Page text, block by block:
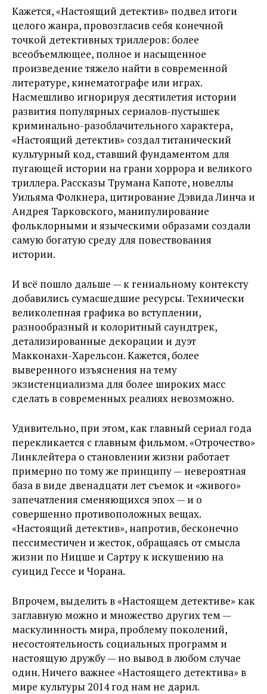
Кажется, «Настоящий детектив» подвел итоги
целого жанра, провозгласив себя конечной
точкой детективных триллеров: более
всеобъемлющее, полное и насыщенное
произведение тяжело найти в современной
литературе, кинематографе или играх.
Насмешливо игнорируя десятилетия истории
развития популярных сериалов-пустышек
криминально-разоблачительного характера,
«Настоящий детектив» создал титанический
культурный код, ставший фундаментом для
пугающей истории на грани хоррора и великого
триллера. Рассказы Трумана Капоте, новеллы
Уильяма Фолкнера, цитирование Дэвида Линча и
Андрея Тарковского, манипулирование
фольклорными и языческими образами создали
самую богатую среду для повествования
истории.
И всё пошло дальше — к гениальному контексту
добавились сумасшедшие ресурсы. Технически
великолепная графика во вступлении,
разнообразный и колоритный саундтрек,
детализированные декорации и дуэт
Макконахи-Харельсон. Кажется, более
выверенного изъяснения на тему
экзистенциализма для более широких масс
сделать в современных реалиях невозможно.
Удивительно, при этом, как главный сериал года
перекликается с главным фильмом. «Отрочество»
Линклейтера о становлении жизни работает
примерно по тому же принципу — невероятная
база в виде двенадцати лет съемок и «живого»
запечатления сменяющихся эпох — и о
совершенно противоположных вещах.
«Настоящий детектив», напротив, бесконечно
пессиместичен и жесток, обращаясь от смысла
жизни по Ницше и Сартру к искушению на
суицид Гессе и Чорана.
Впрочем, выделить в «Настоящем детективе» как
заглавную можно и множество других тем —
маскулинность мира, проблему поколений,
несостоятельность социальных программ и
настоящую дружбу — но вывод в любом случае
один. Ничего важнее «Настоящего детектива» в
мире культуры 2014 год нам не дарил.